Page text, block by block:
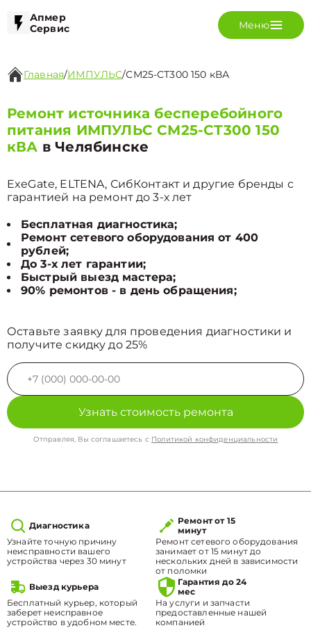
Апмер
Сервис
Меню
Главная/ИМПУЛЬС/СМ25-СТ300 150 кВА
Ремонт источника бесперебойного
питания ИМПУЛЬС СМ25-СТ300 150
кВА в Челябинске
ExeGate, ELTENA, СибКонтакт и другие бренды с
гарантией на ремонт до 3-х лет
Бесплатная диагностика;
Ремонт сетевого оборудования от 400
рублей;
До 3-х лет гарантии;
Быстрый выезд мастера;
90% ремонтов - в день обращения;
Оставьте заявку для проведения диагностики и
получите скидку до 25%
Узнать стоимость ремонта
Отправляя, Вы соглашаетесь с Политикой конфиденциальности
Диагностика
Узнайте точную причину
неисправности вашего
устройства через 30 минут
Ремонт от 15
минут
Ремонт сетевого оборудования
занимает от 15 минут до
нескольких дней в зависимости
от поломки
Выезд курьера
Бесплатный курьер, который
заберет неисправное
устройство в удобном месте.
Гарантия до 24
мес
На услуги и запчасти
предоставленные нашей
компанией